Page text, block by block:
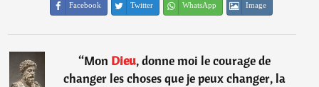
Facebook Twitter WhatsApp Image
“Mon Dieu, donne moi le courage de
changer les choses que je peux changer, la